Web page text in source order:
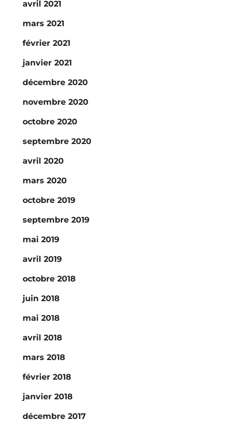
avril 2021
mars 2021
février 2021
janvier 2021
décembre 2020
novembre 2020
octobre 2020
septembre 2020
avril 2020
mars 2020
octobre 2019
septembre 2019
mai 2019
avril 2019
octobre 2018
juin 2018
mai 2018
avril 2018
mars 2018
février 2018
janvier 2018
décembre 2017